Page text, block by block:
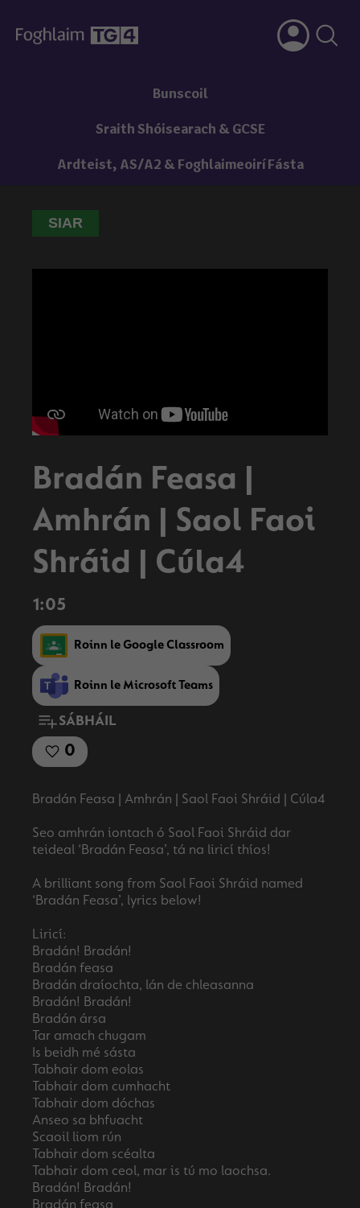
Bunscoil
Sraith Shóisearach & GCSE
Ardteist, AS/A2 & Foghlaimeoirí Fásta
SIAR
Bradán Feasa |
Amhrán | Saol Faoi
Shráid | Cúla4
1:05
Roinn le Google Classroom
Roinn le Microsoft Teams
SÁBHÁIL
0
Bradán Feasa | Amhrán | Saol Faoi Shráid | Cúla4
Seo amhrán iontach ó Saol Faoi Shráid dar
teideal ‘Bradán Feasa’, tá na liricí thíos!
A brilliant song from Saol Faoi Shráid named
‘Bradán Feasa’, lyrics below!
Liricí:
Bradán! Bradán!
Bradán feasa
Bradán draíochta, lán de chleasanna
Bradán! Bradán!
Bradán ársa
Tar amach chugam
Is beidh mé sásta
Tabhair dom eolas
Tabhair dom cumhacht
Tabhair dom dóchas
Anseo sa bhfuacht
Scaoil liom rún
Tabhair dom scéalta
Tabhair dom ceol, mar is tú mo laochsa.
Bradán! Bradán!